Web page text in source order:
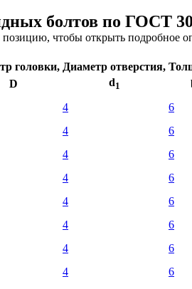
болтов по ГОСТ
чтобы открыть подробное
головки, Диаметр отверстия,
D d1
4
6
4
6
4
6
4
6
4
6
4
6
4
6
4
6